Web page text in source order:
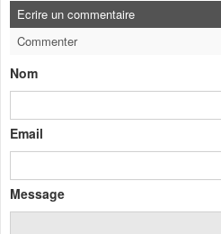
Ecrire un commentaire
Commenter
Nom
Email
Message